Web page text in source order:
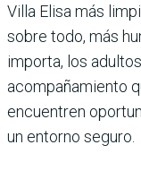
Villa Elisa más
sobre todo, más
importa, los
acompañamiento
encuentren
un entorno seguro.